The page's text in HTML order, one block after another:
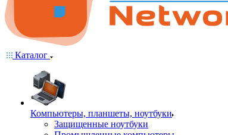
Каталог
Компьютеры, планшеты, ноутбуки
Защищенные ноутбуки